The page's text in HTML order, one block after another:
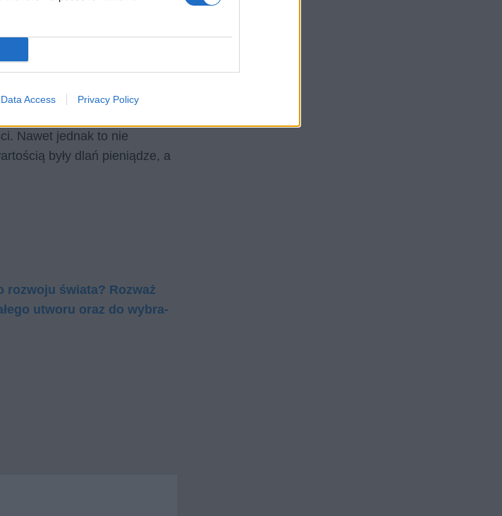
Data Access Privacy Policy
i światowego, jednak
nie zapracował, a to, co
Nawet jednak to nie
były dlań pieniądze, a
roz­wo­ju świa­ta? Roz­waż
utwo­ru oraz do wy­bra­